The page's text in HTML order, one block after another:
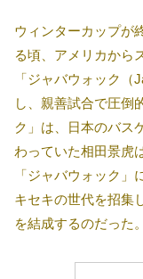
ウィンターカップが
る頃、アメリカから
「ジャバウォック
し、親善試合で圧倒
ク」は、日本のバス
わっていた相田景虎
「ジャバウォック
キセキの世代を招集
を結成するのだった。